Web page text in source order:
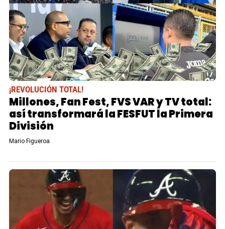
¡REVOLUCIÓN TOTAL!
Millones, Fan Fest, FVS VAR y TV total:
así transformará la FESFUT la Primera
División
Mario Figueroa